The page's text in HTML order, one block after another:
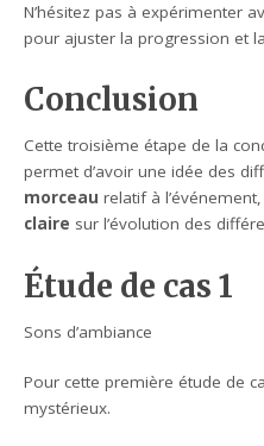
N’hésitez pas à expérimenter
pour ajuster la progression et
Conclusion
Cette troisième étape de la
permet d’avoir une idée des
morceau relatif à
claire sur l’évolution des
Étude de cas 1
Sons d’ambiance
Pour cette première étude de
mystérieux.